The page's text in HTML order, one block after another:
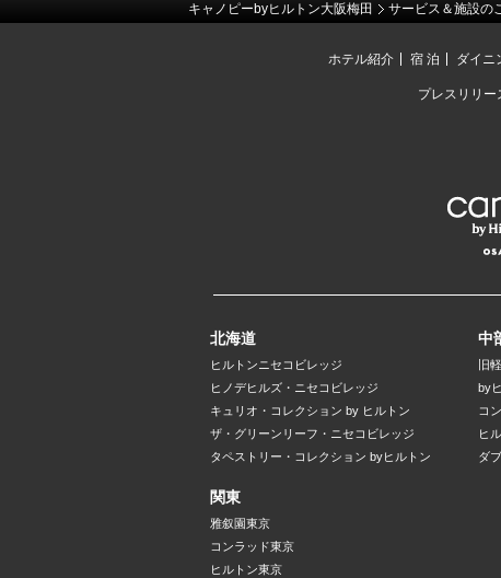
キャノピーbyヒルトン大阪梅田 サービス＆施設の
ホテル紹介 宿 泊 ダイニ
プレスリリー
北海道
ヒルトンニセコビレッジ
ヒノデヒルズ・ニセコビレッジ
キュリオ・コレクション by ヒルトン
ザ・グリーンリーフ・ニセコビレッジ
タペストリー・コレクション byヒルトン
関東
雅叙園東京
コンラッド東京
ヒルトン東京
中
旧
by
コ
ヒ
ダ